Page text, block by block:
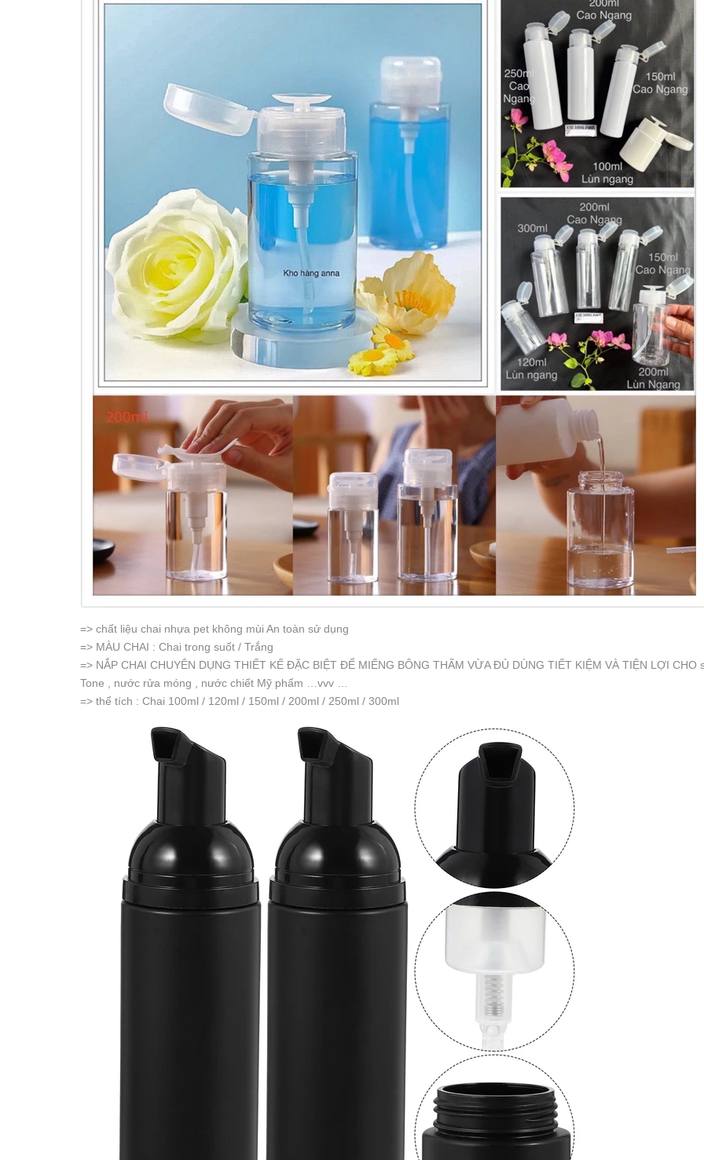
=> chất liệu chai nhựa pet không mùi An toàn sử dụng
=> MÀU CHAI : Chai trong suốt / Trắng
=> NẮP CHAI CHUYÊN DỤNG THIẾT KẾ ĐẶC BIỆT ĐỂ MIẾNG BÔNG THẤM VỪA ĐỦ DÙNG TIẾT KIỆM VÀ TIỆN LỢI
Tone , nước rửa móng , nước chiết Mỹ phẩm …vvv …
=> thể tích : Chai 100ml / 120ml / 150ml / 200ml / 250ml / 300ml